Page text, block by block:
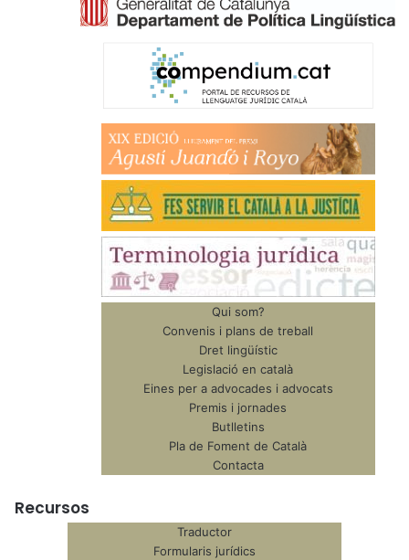
Qui som?
Convenis i plans de treball
Dret lingüístic
Legislació en català
Eines per a advocades i advocats
Premis i jornades
Butlletins
Pla de Foment de Català
Contacta
Recursos
Traductor
Formularis jurídics